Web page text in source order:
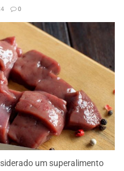
0
um superalimento